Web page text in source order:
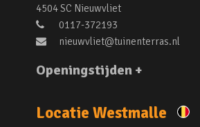
4504 SC Nieuwvliet
0117-372193
nieuwvliet@tuinenterras.nl
Openingstijden +
Locatie Westmalle